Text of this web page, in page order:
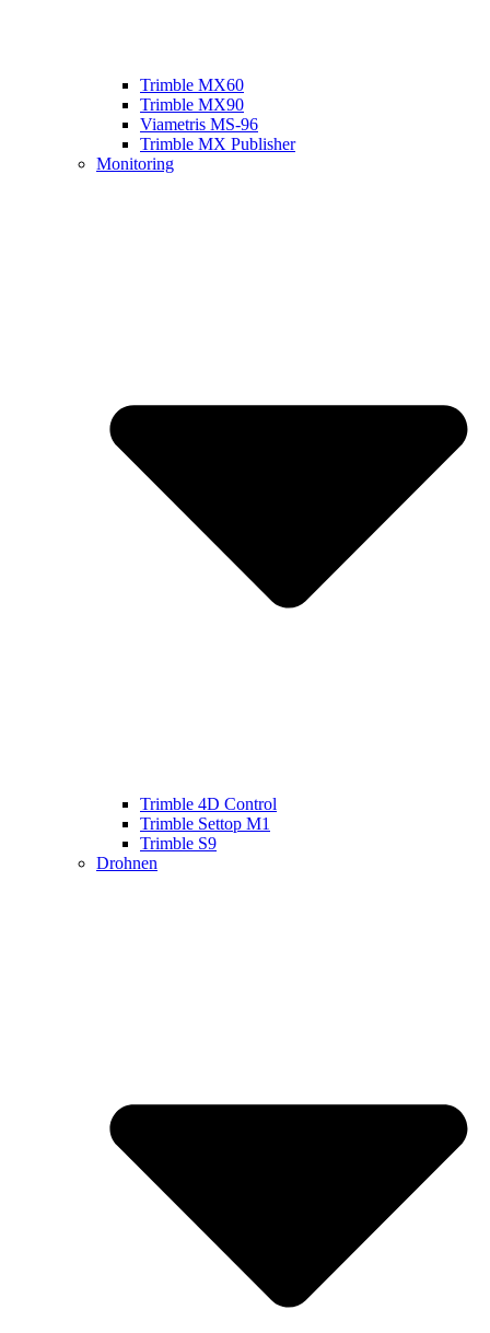
Trimble MX60
Trimble MX90
Viametris MS-96
Trimble MX Publisher
Monitoring
Trimble 4D Control
Trimble Settop M1
Trimble S9
Drohnen